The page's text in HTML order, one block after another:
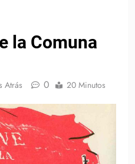
la Comuna
Atrás 0 20 Minutos